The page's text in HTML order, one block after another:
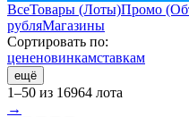
ВсеТовары (Лоты)Промо
рубляМагазины
Сортировать по:
цененовинкамставкам
ещё
1–50 из 16964 лота
→